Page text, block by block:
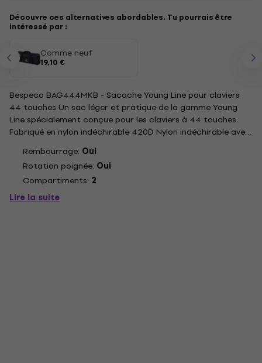
Découvre ces alternatives abordables. Tu pourrais être
intéressé par :
Comme neuf
19,10 €
Bespeco BAG444MKB - Sacoche Young Line pour claviers
44 touches Un sac léger et pratique de la gamme Young
Line spécialement conçue pour les claviers à 44 touches.
Fabriqué en nylon indéchirable 420D Nylon indéchirable avec
bordures en PVC, il est doté d'une solide poignée de
transport, d'une grande poche frontale pour les
accessoires et de...
Rembourrage: Oui
Rotation poignée: Oui
Compartiments: 2
Lire la suite